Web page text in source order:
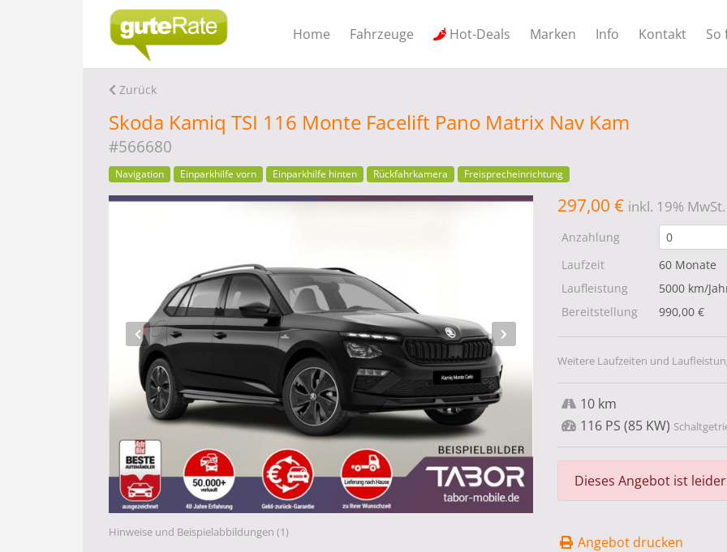
Home Fahrzeuge Hot-Deals Marken Info Kontakt So
Zurück
Skoda Kamiq TSI 116 Monte Facelift Pano Matrix Nav Kam
#566680
Navigation Einparkhilfe vorn Einparkhilfe hinten Rückfahrkamera Freisprecheinrichtung
Hinweise und Beispielabbildungen (1)
297,00 € inkl. 19% MwSt.
Anzahlung
Laufzeit
60 Monate
Laufleistung
5000 km/
Bereitstellung
990,00 €
Weitere Laufzeiten und
10 km
116 PS (85 KW)
Dieses Angebot ist
Angebot drucken